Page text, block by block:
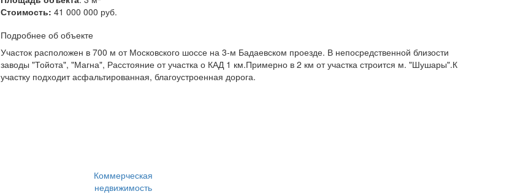
Стоимость: 41 000 000 руб.
Подробнее об объекте
Участок расположен в 700 м от Московского шоссе на 3-м Бадаевском проезде. В непосредственной близости
заводы "Тойота", "Магна", Расстояние от участка о КАД 1 км.Примерно в 2 км от участка строится м. "Шушары".К
участку подходит асфальтированная, благоустроенная дорога.
Коммерческая
недвижимость